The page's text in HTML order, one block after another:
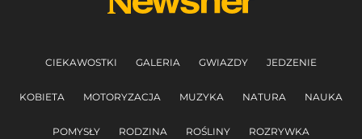
CIEKAWOSTKI GALERIA GWIAZDY JEDZENIE
KOBIETA MOTORYZACJA MUZYKA NATURA NAUKA
POMYSŁY RODZINA ROŚLINY ROZRYWKA